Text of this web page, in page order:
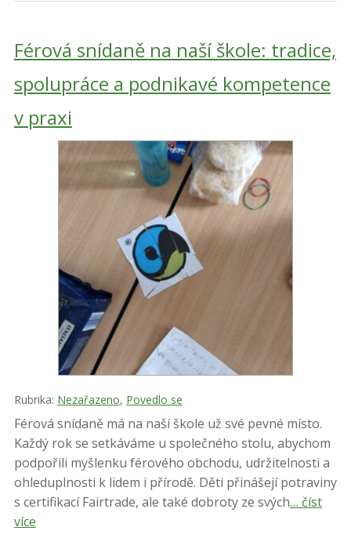
Férová snídaně na naší škole: tradice,
spolupráce a podnikavé kompetence
v praxi
Rubrika: Nezařazeno, Povedlo se
Férová snídaně má na naší škole už své pevné místo.
Každý rok se setkáváme u společného stolu, abychom
podpořili myšlenku férového obchodu, udržitelnosti a
ohleduplnosti k lidem i přírodě. Děti přinášejí potraviny
s certifikací Fairtrade, ale také dobroty ze svých… číst
více